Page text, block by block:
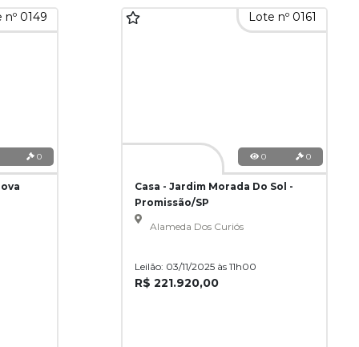
0149
0
Lote nº 0161
0 0
Casa - Jardim Morada Do Sol -
Promissão/SP
Alameda Dos Curiós
Leilão: 03/11/2025 às 11h00
R$ 221.920,00